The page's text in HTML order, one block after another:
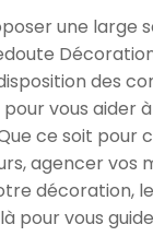
une large
des
vous aider
ce soit pour
agencer vos
décoration,
pour vous